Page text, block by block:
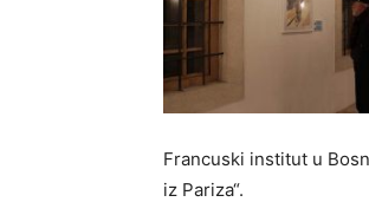
Francuski institut u
iz Pariza“.